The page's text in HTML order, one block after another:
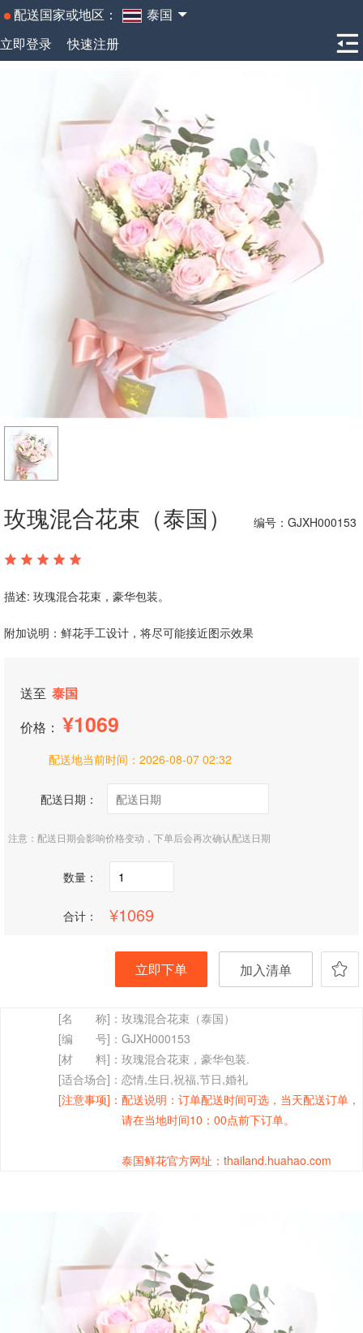
配送国家或地区：
泰国
立即登录
快速注册
玫瑰混合花束（泰国） 编号：GJXH000153
描述: 玫瑰混合花束，豪华包装。
附加说明：鲜花手工设计，将尽可能接近图示效果
送至 泰国
价格：
1069
配送地当前时间： 2026-08-07 02:32
配送日期：
注意：配送日期会影响价格变动，下单后会再次确认配送日期
数量：
合计： 1069
立即下单 加入清单
[名 称]： 玫瑰混合花束（泰国）
[编 号]： GJXH000153
[材 料]： 玫瑰混合花束，豪华包装.
[适合场合]： 恋情,生日,祝福,节日,婚礼
[注意事项]： 配送说明：订单配送时间可选，当天配送订单，
请在当地时间10：00点前下订单。
泰国鲜花官方网址：thailand.huahao.com